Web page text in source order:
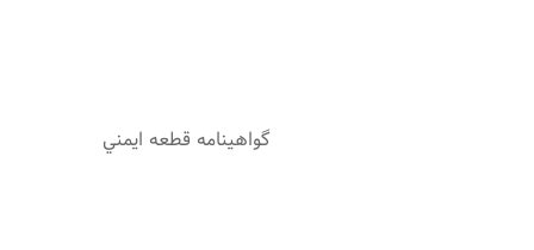
گواهينامه قطعه ايمني